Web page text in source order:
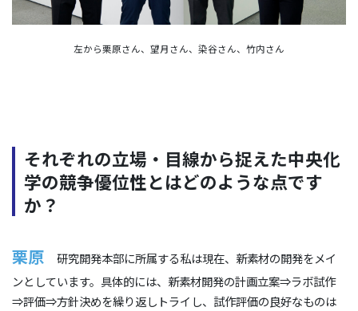
左から栗原さん、望月さん、染谷さん、竹内さん
それぞれの立場・目線から捉えた中央化
学の競争優位性とはどのような点です
か？
栗原
研究開発本部に所属する私は現在、新素材の開発をメイ
ンとしています。具体的には、新素材開発の計画立案⇒ラボ試作
⇒評価⇒方針決めを繰り返しトライし、試作評価の良好なものは